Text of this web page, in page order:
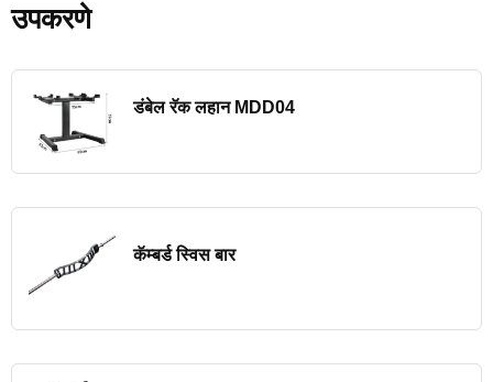
उपकरणे
डंबेल रॅक लहान MDD04
कॅम्बर्ड स्विस बार